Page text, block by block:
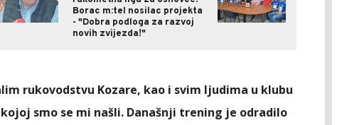
Borac m:tel nosilac projekta
- "Dobra podloga za razvoj
novih zvijezda!"
rukovodstvu Kozare, kao i svim ljudima u klubu
smo se mi našli. Današnji trening je odradilo